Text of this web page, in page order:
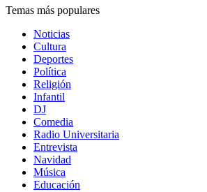
Temas más populares
Noticias
Cultura
Deportes
Política
Religión
Infantil
DJ
Comedia
Radio Universitaria
Entrevista
Navidad
Música
Educación